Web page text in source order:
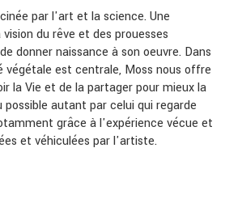
par l'art et la science. Une
du rêve et des prouesses
donner naissance à son oeuvre. Dans
végétale est centrale, Moss nous offre
la Vie et de la partager pour mieux la
possible autant par celui qui regarde
grâce à l'expérience vécue et
et véhiculées par l'artiste.